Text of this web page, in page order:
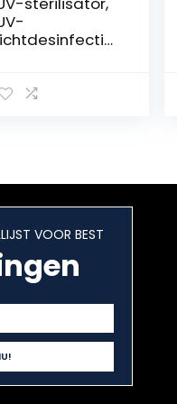
voor
VOOR BEST